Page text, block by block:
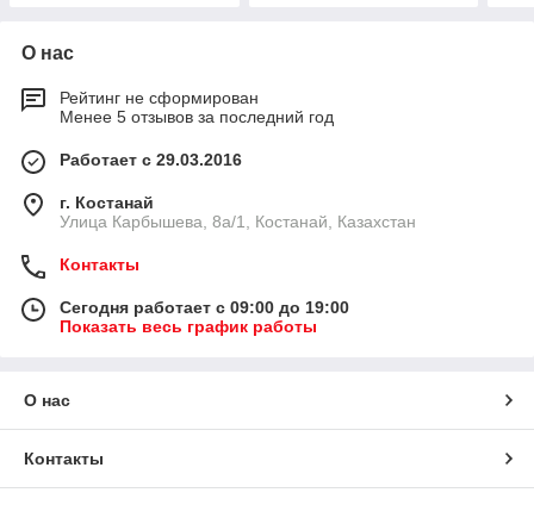
О нас
Рейтинг не сформирован
Менее 5 отзывов за последний год
Работает с 29.03.2016
г. Костанай
Улица Карбышева, 8а/1, Костанай, Казахстан
Контакты
Сегодня работает с 09:00 до 19:00
Показать весь график работы
О нас
Контакты